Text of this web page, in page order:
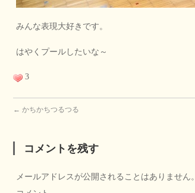
みんな表現大好きです。
はやくプールしたいな～
3
← かちかちつるつる
コメントを残す
メールアドレスが公開されることはありません。